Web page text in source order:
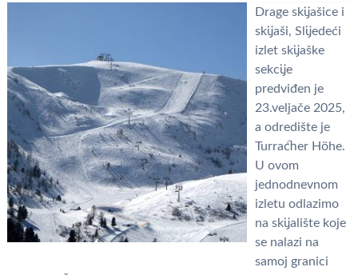
Drage skijašice i
skijaši, Slijedeći
izlet skijaške
sekcije
predviđen je
23.veljače 2025,
a odredište je
Turracher Höhe.
U ovom
jednodnevnom
izletu odlazimo
na skijalište koje
se nalazi na
samoj granici